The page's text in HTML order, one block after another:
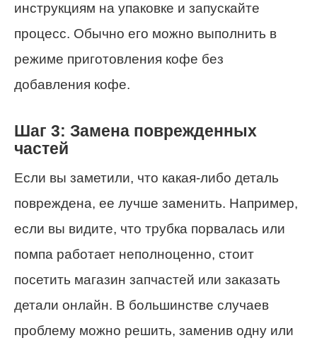
инструкциям на упаковке и запускайте
процесс. Обычно его можно выполнить в
режиме приготовления кофе без
добавления кофе.
Шаг 3: Замена поврежденных
частей
Если вы заметили, что какая-либо деталь
повреждена, ее лучше заменить. Например,
если вы видите, что трубка порвалась или
помпа работает неполноценно, стоит
посетить магазин запчастей или заказать
детали онлайн. В большинстве случаев
проблему можно решить, заменив одну или